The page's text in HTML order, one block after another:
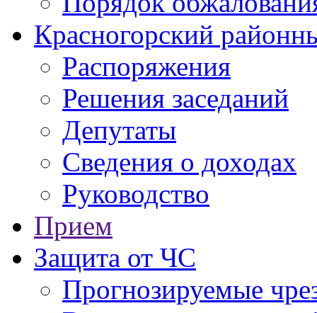
Красногорский
Распоряжения
Решения заседаний
Депутаты
Сведения о доходах
Руководство
Прием
Защита от ЧС
Прогнозируемые